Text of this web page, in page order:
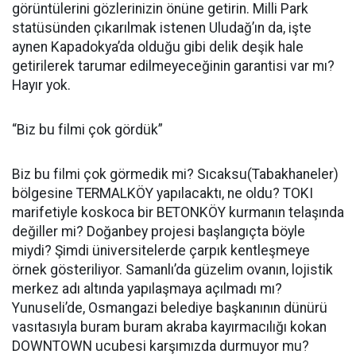
görüntülerini gözlerinizin önüne getirin. Milli Park
statüsünden çıkarılmak istenen Uludağ’ın da, işte
aynen Kapadokya’da olduğu gibi delik deşik hale
getirilerek tarumar edilmeyeceğinin garantisi var mı?
Hayır yok.
“Biz bu filmi çok gördük”
Biz bu filmi çok görmedik mi? Sıcaksu(Tabakhaneler)
bölgesine TERMALKÖY yapılacaktı, ne oldu? TOKI
marifetiyle koskoca bir BETONKÖY kurmanın telaşında
değiller mi? Doğanbey projesi başlangıçta böyle
miydi? Şimdi üniversitelerde çarpık kentleşmeye
örnek gösteriliyor. Samanlı’da güzelim ovanın, lojistik
merkez adı altında yapılaşmaya açılmadı mı?
Yunuseli’de, Osmangazi belediye başkanının dünürü
vasıtasıyla buram buram akraba kayırmacılığı kokan
DOWNTOWN ucubesi karşımızda durmuyor mu?